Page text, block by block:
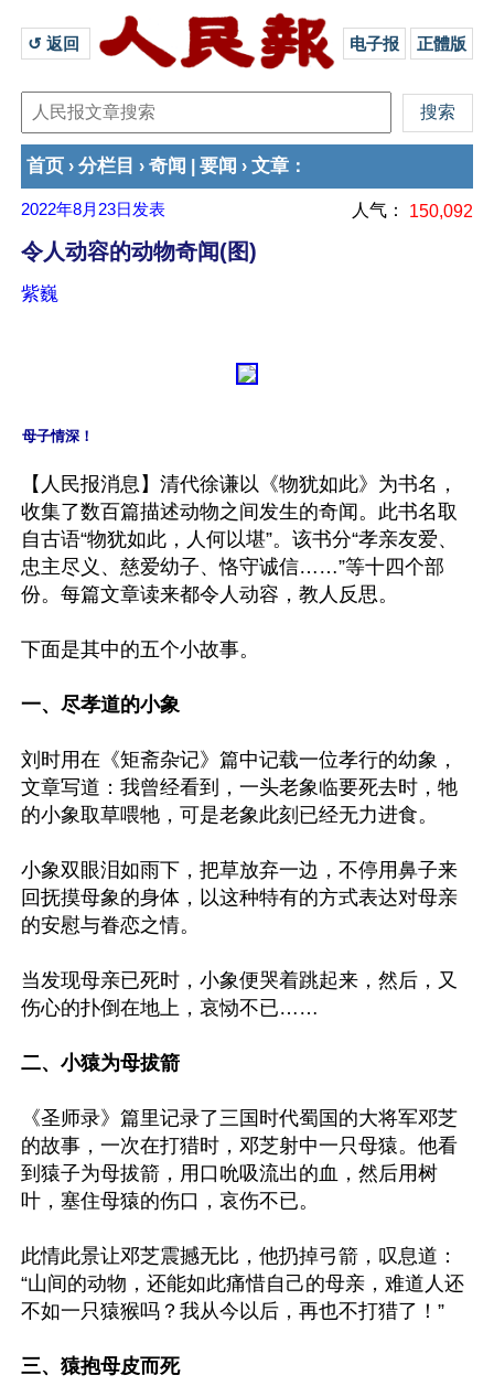
↺ 返回 电子报 正體版
首页 › 分栏目 › 奇闻 要闻 › 文章 ：
2022年8月23日 发表 人气： 150,092
令人动容的动物奇闻(图)
紫巍
【人民报消息】清代徐谦以《物犹如此》为书名，
收集了数百篇描述动物之间发生的奇闻。此书名取
自古语“物犹如此，人何以堪”。该书分“孝亲友爱、
忠主尽义、慈爱幼子、恪守诚信……”等十四个部
份。每篇文章读来都令人动容，教人反思。
下面是其中的五个小故事。
一、尽孝道的小象
刘时用在《矩斋杂记》篇中记载一位孝行的幼象，
文章写道：我曾经看到，一头老象临要死去时，牠
的小象取草喂牠，可是老象此刻已经无力进食。
小象双眼泪如雨下，把草放弃一边，不停用鼻子来
回抚摸母象的身体，以这种特有的方式表达对母亲
的安慰与眷恋之情。
当发现母亲已死时，小象便哭着跳起来，然后，又
伤心的扑倒在地上，哀恸不已……
二、小猿为母拔箭
《圣师录》篇里记录了三国时代蜀国的大将军邓芝
的故事，一次在打猎时，邓芝射中一只母猿。他看
到猿子为母拔箭，用口吮吸流出的血，然后用树
叶，塞住母猿的伤口，哀伤不已。
此情此景让邓芝震撼无比，他扔掉弓箭，叹息道：
“山间的动物，还能如此痛惜自己的母亲，难道人还
不如一只猿猴吗？我从今以后，再也不打猎了！”
三、猿抱母皮而死